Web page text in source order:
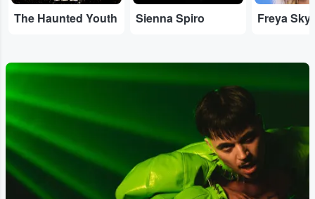
The Haunted Youth Sienna Spiro Freya